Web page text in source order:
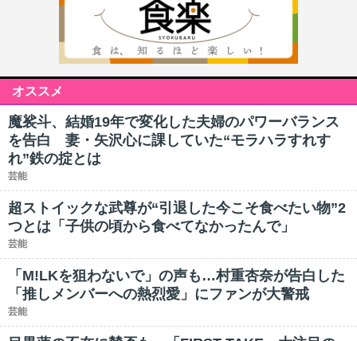
オススメ
魔裟斗、結婚19年で変化した夫婦のパワーバランス
を告白 妻・矢沢心に課していた“モラハラすれす
れ”鉄の掟とは
芸能
超ストイックな武尊が“引退した今こそ食べたい物”2
つとは「子供の頃から食べてなかったんで」
芸能
「M!LKを狙わないで」の声も…村重杏奈が告白した
「推しメンバーへの熱烈愛」にファンが大警戒
芸能